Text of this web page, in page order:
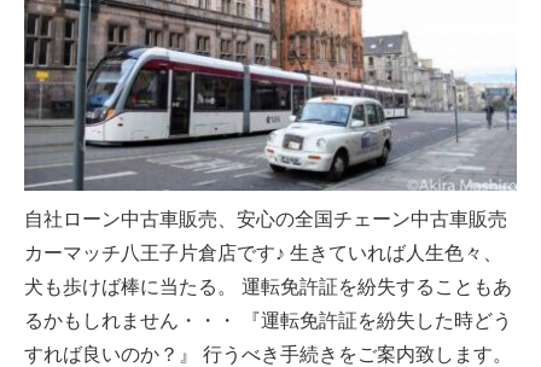
自社ローン中古車販売、安心の全国チェーン中古車販売
カーマッチ八王子片倉店です♪ 生きていれば人生色々、
犬も歩けば棒に当たる。 運転免許証を紛失することもあ
るかもしれません・・・ 『運転免許証を紛失した時どう
すれば良いのか？』 行うべき手続きをご案内致します。